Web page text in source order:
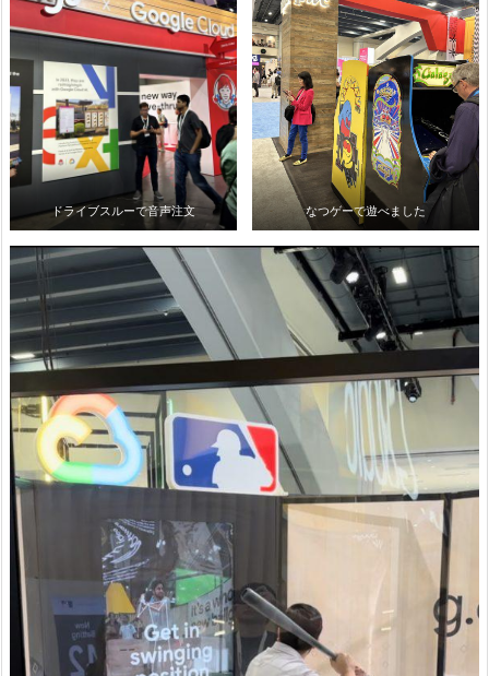
ドライブスルーで音声注文 なつゲーで遊べました